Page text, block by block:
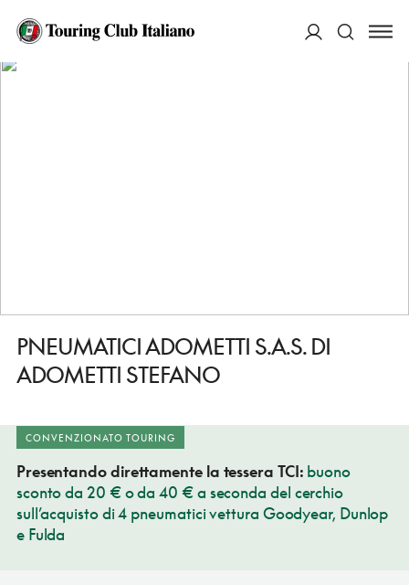
HOME
PNEUMATICI ADOMETTI S.A.S. DI ADOMETTI STEFANO
PNEUMATICI ADOMETTI S.A.S. DI
ADOMETTI STEFANO
CONVENZIONATO TOURING
Presentando direttamente la tessera TCI: buono
sconto da 20 € o da 40 € a seconda del cerchio
sull’acquisto di 4 pneumatici vettura Goodyear, Dunlop
e Fulda